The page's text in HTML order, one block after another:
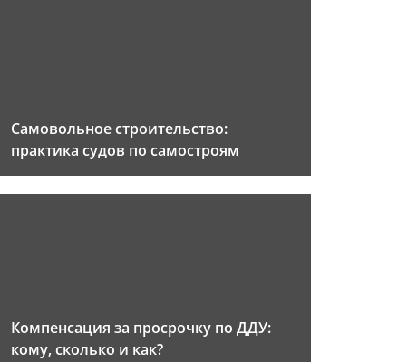
Самовольное строительство:
практика судов по самостроям
Компенсация за просрочку по ДДУ:
кому, сколько и как?